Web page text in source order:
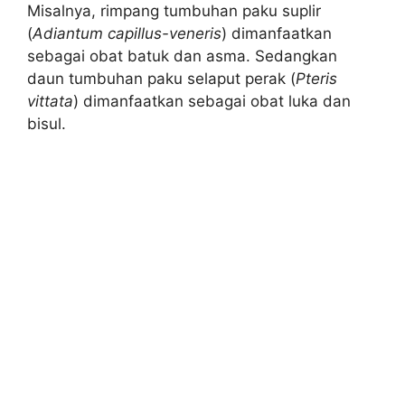
Misalnya, rimpang tumbuhan paku suplir
(Adiantum capillus-veneris) dimanfaatkan
sebagai obat batuk dan asma. Sedangkan
daun tumbuhan paku selaput perak (Pteris
vittata) dimanfaatkan sebagai obat luka dan
bisul.